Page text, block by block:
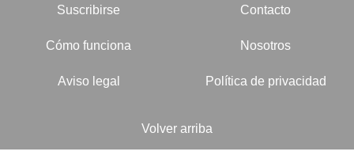
Suscribirse Contacto
Cómo funciona Nosotros
Aviso legal Política de privacidad
Volver arriba